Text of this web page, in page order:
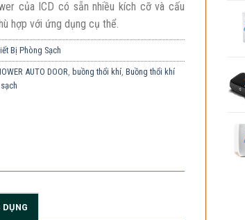
của ICD có sẵn nhiều kích cỡ và cấu
hợp với ứng dụng cụ thể.
Bị Phòng Sạch
AUTO DOOR, buồng thổi khí, Buồng thổi khí
DỤNG